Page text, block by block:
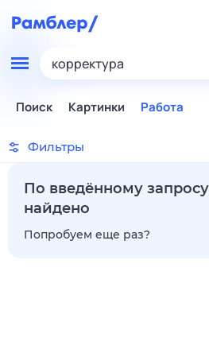
корректура
Поиск Картинки Работа
Фильтры
По введённому
найдено
Попробуем еще раз?